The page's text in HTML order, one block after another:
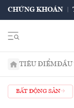
CHỨNG KHOÁN
TIÊU ĐIỂMĐẦU
BẤT ĐỘNG SẢN